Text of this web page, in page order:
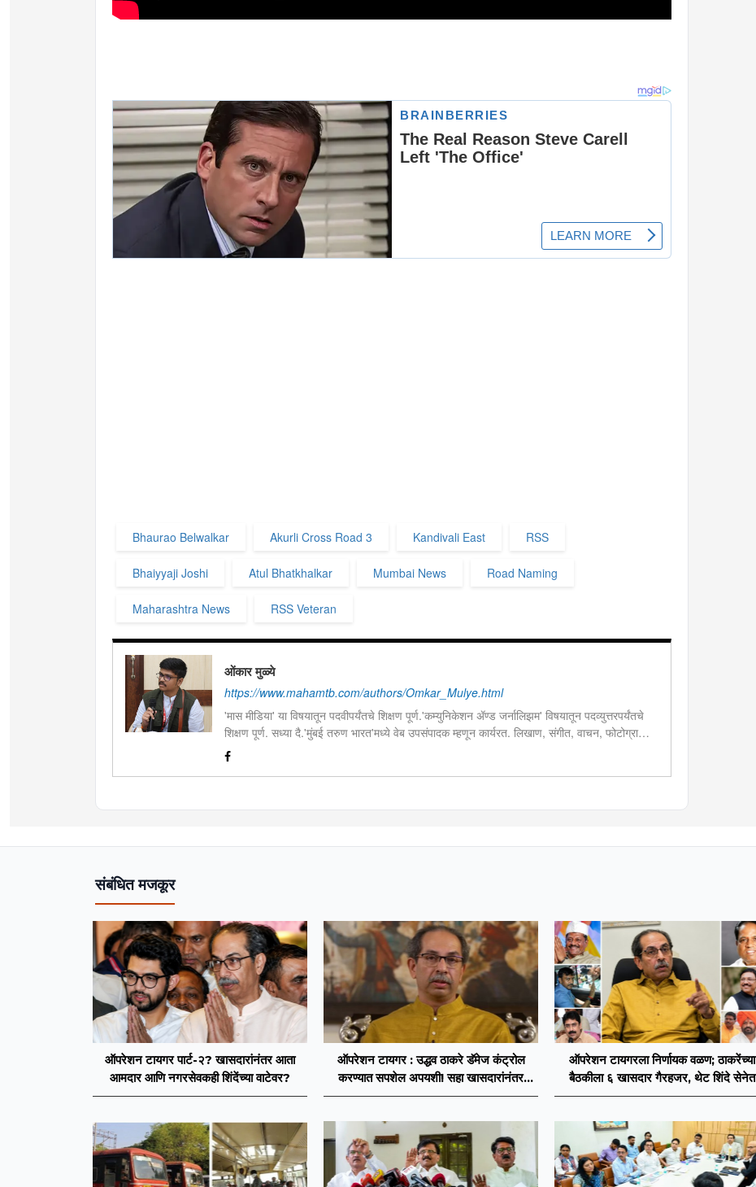
Bhaurao Belwalkar Akurli Cross Road 3 Kandivali East RSS
Bhaiyyaji Joshi Atul Bhatkhalkar Mumbai News Road Naming
Maharashtra News RSS Veteran
ओंकार मुळ्ये
https://www.mahamtb.com/authors/Omkar_Mulye.html
'मास मीडिया' या विषयातून पदवीपर्यंतचे शिक्षण पूर्ण.'कम्युनिकेशन ॲण्ड जर्नालिझम' विषयातून पदव्युत्तरपर्यंतचे
शिक्षण पूर्ण. सध्या दै.'मुंबई तरुण भारत'मध्ये वेब उपसंपादक म्हणून कार्यरत. लिखाण, संगीत, वाचन, फोटोग्राफी,
इ.ची आवड.लिवोग्राफी भाषाशैलीत विशेष प्रावीण्य.बालपणापासून रा.स्व.संघाचा स्वयंसेवक
संबंधित मजकूर
ऑपरेशन टायगर पार्ट-२? खासदारांनंतर आता
आमदार आणि नगरसेवकही शिंदेंच्या वाटेवर?
ऑपरेशन टायगर : उद्धव ठाकरे डॅमेज कंट्रोल
करण्यात सपशेल अपयशी! सहा खासदारांनंतर
आमदारांसह नगरसेवकही शिंदेंकडे जाण्याच्या चर्चा
ऑपरेशन टायगरला निर्णायक वळण; ठाकरेंच्या
बैठकीला ६ खासदार गैरहजर, थेट शिंदे सेनेत
विलीन होण्याचा प्रस्ताव?